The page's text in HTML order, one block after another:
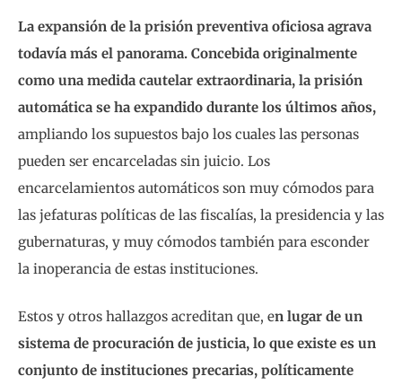
La expansión de la prisión preventiva oficiosa agrava
todavía más el panorama. Concebida originalmente
como una medida cautelar extraordinaria, la prisión
automática se ha expandido durante los últimos años,
ampliando los supuestos bajo los cuales las personas
pueden ser encarceladas sin juicio. Los
encarcelamientos automáticos son muy cómodos para
las jefaturas políticas de las fiscalías, la presidencia y las
gubernaturas, y muy cómodos también para esconder
la inoperancia de estas instituciones.
Estos y otros hallazgos acreditan que, en lugar de un
sistema de procuración de justicia, lo que existe es un
conjunto de instituciones precarias, políticamente